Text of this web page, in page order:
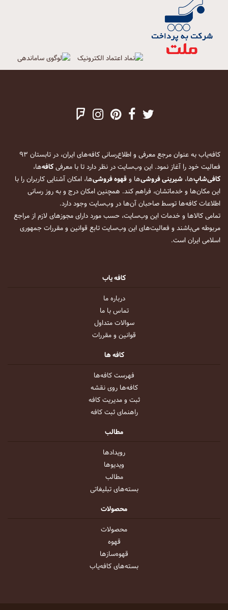
کافه‌یاب به عنوان مرجع معرفی و اطلاع‌رسانی کافه‌های ایران، در تابستان ۹۳
فعالیت خود را آغاز نمود. این وب‌سایت در نظر دارد تا با معرفیکافه‌ها،
کافی‌شاپ‌ها، شیرینی فروشی‌ها وقهوه فروشی‌ها، امکان آشنایی کاربران را با
این مکان‌ها و خدماتشان، فراهم کند. همچنین امکان درج و به روز رسانی
اطلاعات کافه‌ها توسط صاحبان آن‌ها در وب‌سایت وجود دارد.
تمامی کالاها و خدمات این وب‌سایت، حسب مورد دارای مجوزهای لازم از مراجع
مربوطه می‌باشند و فعالیت‌های این وب‌سایت تابع قوانین و مقررات جمهوری
اسلامی ایران است.
کافه یاب
درباره ما
تماس با ما
سوالات متداول
قوانین و مقررات
کافه ها
فهرست کافه‌ها
کافه‌ها روی نقشه
ثبت و مدیریت کافه
راهنمای ثبت کافه
مطالب
رویداد‌ها
ویدیو‌ها
مطالب
بسته‌های تبلیغاتی
محصولات
محصولات
قهوه
قهوه‌ساز‌ها
بسته‌های کافه‌یاب